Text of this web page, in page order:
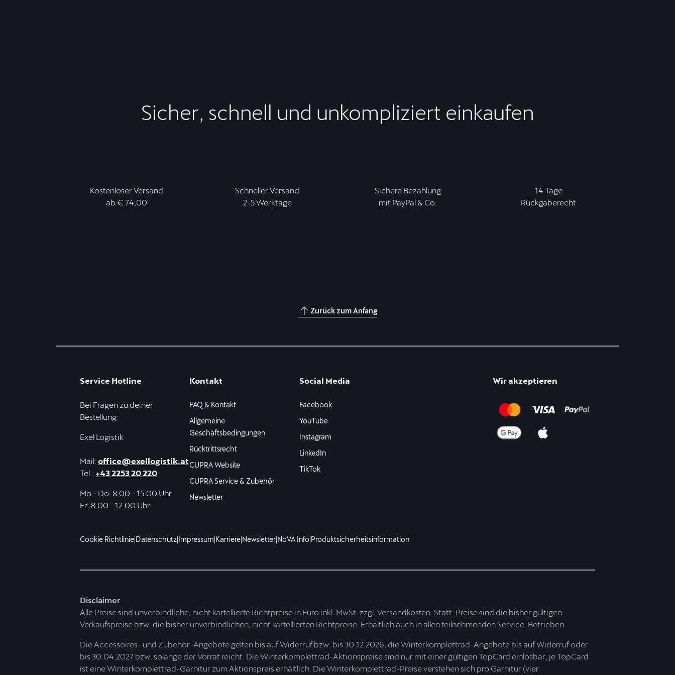
Sicher, schnell und unkompliziert einkaufen
Kostenloser Versand
ab € 74,00
Schneller Versand
2-5 Werktage
Sichere Bezahlung
mit PayPal & Co.
14 Tage
Rückgaberecht
Zurück zum Anfang
Service Hotline
Bei Fragen zu deiner
Bestellung:
Exel Logistik
Mail: office@exellogistik.at
Tel.: +43 2253 20 220
Mo - Do: 8:00 - 15:00 Uhr
Fr: 8:00 - 12:00 Uhr
Kontakt
FAQ & Kontakt
Allgemeine
Geschäftsbedingungen
Rücktrittsrecht
CUPRA Website
CUPRA Service & Zubehör
Newsletter
Social Media
Facebook
YouTube
Instagram
LinkedIn
TikTok
Wir akzeptieren
Cookie Richtlinie|Datenschutz|Impressum|Karriere|Newsletter|NoVA Info|Produktsicherheitsinformation
Disclaimer
Alle Preise sind unverbindliche, nicht kartellierte Richtpreise in Euro inkl. MwSt. zzgl. Versandkosten. Statt-Preise sind die bisher gültigen
Verkaufspreise bzw. die bisher unverbindlichen, nicht kartellierten Richtpreise. Erhältlich auch in allen teilnehmenden Service-Betrieben.
Die Accessoires- und Zubehör-Angebote gelten bis auf Widerruf bzw. bis 30.12.2026, die Winterkomplettrad-Angebote bis auf Widerruf oder
bis 30.04.2027 bzw. solange der Vorrat reicht. Die Winterkomplettrad-Aktionspreise sind nur mit einer gültigen TopCard einlösbar, je TopCard
ist eine Winterkomplettrad-Garnitur zum Aktionspreis erhältlich. Die Winterkomplettrad-Preise verstehen sich pro Garnitur (vier